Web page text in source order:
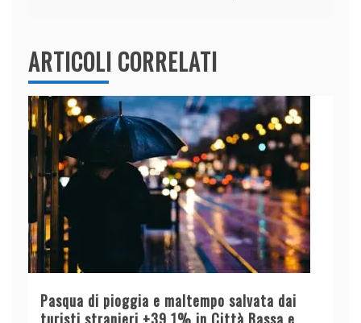
ARTICOLI CORRELATI
Pasqua di pioggia e maltempo salvata dai
turisti stranieri +39,1% in Città Bassa e